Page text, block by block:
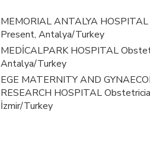
MEMORIAL ANTALYA
Present, Antalya/Turkey
MEDİCALPARK HOSPITAL
Antalya/Turkey
EGE MATERNITY AND
RESEARCH HOSPITAL
İzmir/Turkey